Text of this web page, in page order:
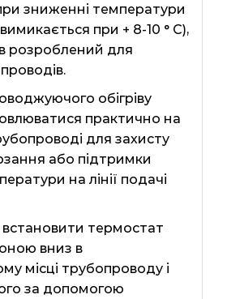
зниженні температури
при + 8-10 ° С),
розроблений для
обігріву
практично на
для захисту
або підтримки
на лінії подачі
встановити термостат
вниз в
місці трубопроводу і
за допомогою